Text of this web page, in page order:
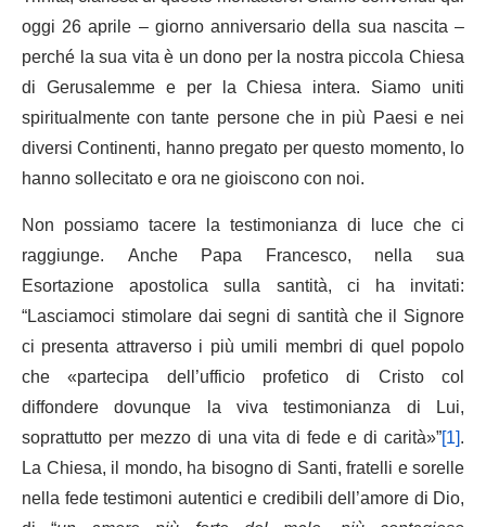
oggi 26 aprile – giorno anniversario della sua nascita –
perché la sua vita è un dono per la nostra piccola Chiesa
di Gerusalemme e per la Chiesa intera. Siamo uniti
spiritualmente con tante persone che in più Paesi e nei
diversi Continenti, hanno pregato per questo momento, lo
hanno sollecitato e ora ne gioiscono con noi.
Non possiamo tacere la testimonianza di luce che ci
raggiunge. Anche Papa Francesco, nella sua
Esortazione apostolica sulla santità, ci ha invitati:
“Lasciamoci stimolare dai segni di santità che il Signore
ci presenta attraverso i più umili membri di quel popolo
che «partecipa dell’ufficio profetico di Cristo col
diffondere dovunque la viva testimonianza di Lui,
soprattutto per mezzo di una vita di fede e di carità»”[1].
La Chiesa, il mondo, ha bisogno di Santi, fratelli e sorelle
nella fede testimoni autentici e credibili dell’amore di Dio,